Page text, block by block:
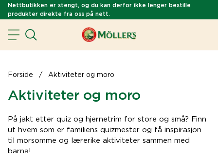
Nettbutikken er stengt, og du kan derfor ikke lenger bestille
produkter direkte fra oss på nett.
Forside / Aktiviteter og moro
Aktiviteter og moro
På jakt etter quiz og hjernetrim for store og små? Finn
ut hvem som er familiens quizmester og få inspirasjon
til morsomme og lærerike aktiviteter sammen med
barna!